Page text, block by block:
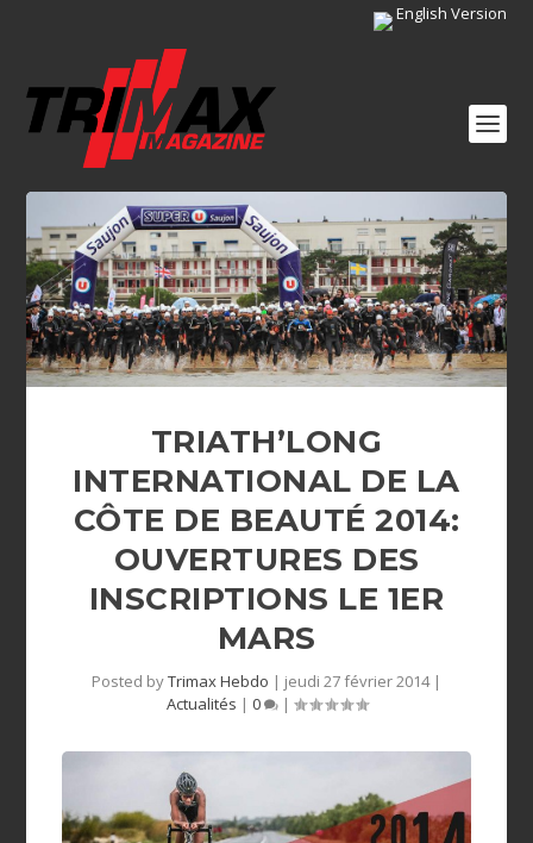
English Version
TRIATH’LONG
INTERNATIONAL DE LA
CÔTE DE BEAUTÉ 2014‏:
OUVERTURES DES
INSCRIPTIONS LE 1ER
MARS
Posted byTrimax Hebdo | jeudi 27 février 2014|
Actualités | 0 |